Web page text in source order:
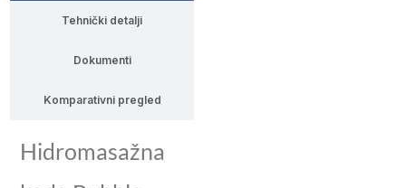
Tehnički detalji
Dokumenti
Komparativni pregled
Hidromasažna